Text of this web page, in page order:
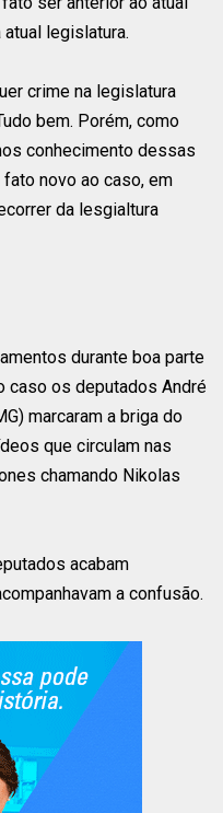
legislatura.
crime na legislatura
bem. Porém, como
conhecimento dessas
novo ao caso, em
da lesgialtura
durante boa parte
caso os deputados André
marcaram a briga do
que circulam nas
chamando Nikolas
acabam
a confusão.